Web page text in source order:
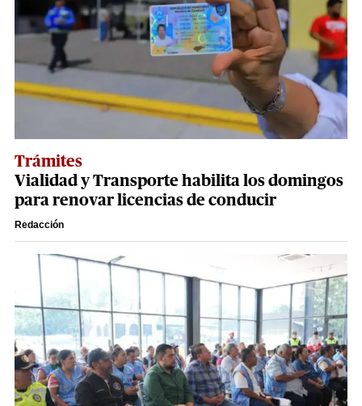
Trámites
Vialidad y Transporte habilita los domingos
para renovar licencias de conducir
Redacción